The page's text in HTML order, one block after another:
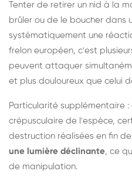
Tenter de retirer un nid à la
brûler ou de le boucher dans
systématiquement une
frelon européen, c'est
peuvent attaquer
et plus douloureux que celui
Particularité supplémentaire
crépusculaire de l'espèce,
destruction réalisées en fin
une lumière déclinante, ce
de manipulation.